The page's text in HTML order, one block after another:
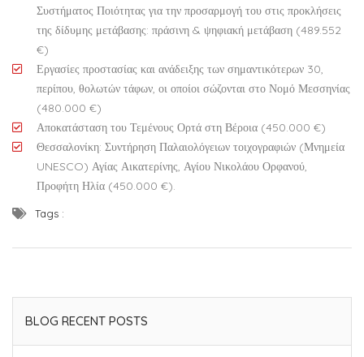
Συστήματος Ποιότητας για την προσαρμογή του στις προκλήσεις
της δίδυμης μετάβασης: πράσινη & ψηφιακή μετάβαση (489.552
€)
Εργασίες προστασίας και ανάδειξης των σημαντικότερων 30,
περίπου, θολωτών τάφων, οι οποίοι σώζονται στο Νομό Μεσσηνίας
(480.000 €)
Αποκατάσταση του Τεμένους Ορτά στη Βέροια (450.000 €)
Θεσσαλονίκη: Συντήρηση Παλαιολόγειων τοιχογραφιών (Μνημεία
UNESCO) Αγίας Αικατερίνης, Αγίου Νικολάου Ορφανού,
Προφήτη Ηλία (450.000 €).
Tags :
BLOG RECENT POSTS